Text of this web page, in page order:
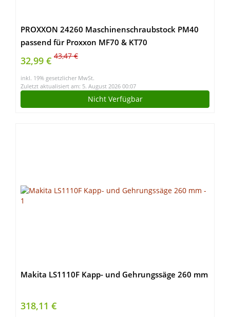
PROXXON 24260 Maschinenschraubstock PM40
passend für Proxxon MF70 & KT70
32,99 € 43,47 €
inkl. 19% gesetzlicher MwSt.
Zuletzt aktualisiert am: 5. August 2026 00:07
Nicht Verfügbar
Makita LS1110F Kapp- und Gehrungssäge 260 mm
318,11 €